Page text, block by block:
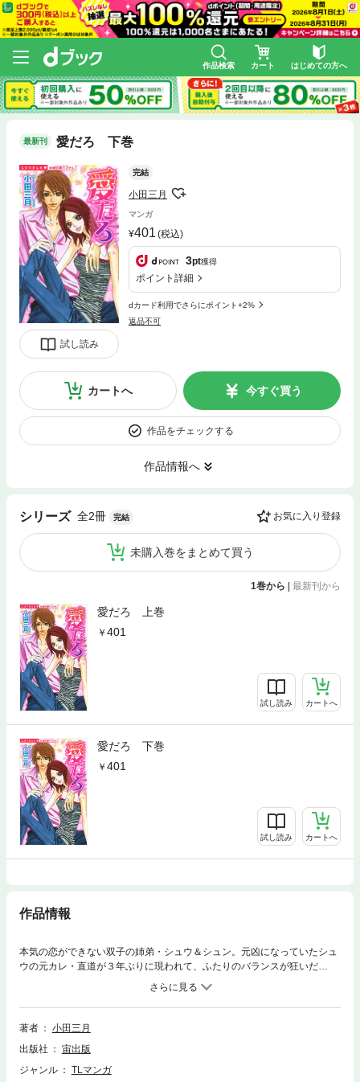
作品検索 カート はじめての方へ
最新刊 愛だろ 下巻
試し読み
完結
小田三月
マンガ
401 (税込)
3pt獲得
ポイント詳細
dカード利用でさらにポイント+2%
返品不可
カートへ 今すぐ買う
作品をチェックする
作品情報へ
シリーズ 全2冊 完結 お気に入り登録
未購入巻をまとめて買う
1巻から 最新刊から
愛だろ 上巻
401
試し読み カートへ
愛だろ 下巻
401
試し読み カートへ
作品情報
本気の恋ができない双子の姉弟・シュウ＆シュン。元凶になっていたシュ
ウの元カレ・直道が３年ぶりに現われて、ふたりのバランスが狂いだ
す・・・！表題作のほか「Ｂａｂｙ」＆「ＳＴＡＲ」シリーズを同時収
録。青春ボルテージＭＡＸ☆小田三月のステップアップ・ストーリーズ！
著者
小田三月
出版社
宙出版
ジャンル
TLマンガ